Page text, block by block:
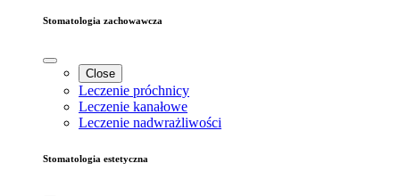
Stomatologia zachowawcza
Close
Leczenie próchnicy
Leczenie kanałowe
Leczenie nadwrażliwości
Stomatologia estetyczna